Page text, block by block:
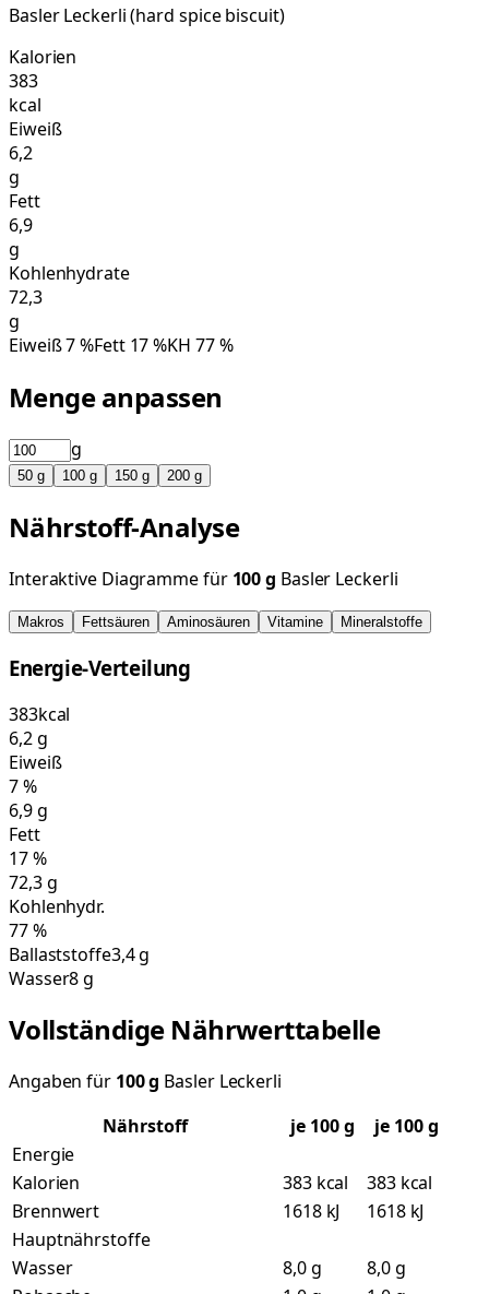
Basler Leckerli (hard spice biscuit)
Kalorien
383
kcal
Eiweiß
6,2
g
Fett
6,9
g
Kohlenhydrate
72,3
g
Eiweiß7%Fett 17%KH 77%
Menge anpassen
g
50 g 100 g 150 g 200 g
Nährstoff-Analyse
Interaktive Diagramme für 100g Basler Leckerli
Makros Fettsäuren Aminosäuren Vitamine Mineralstoffe
Energie-Verteilung
383kcal
6,2g
Eiweiß
7%
6,9g
Fett
17%
72,3g
Kohlenhydr.
77%
Ballaststoffe3,4 g
Wasser8 g
Vollständige Nährwerttabelle
Angaben für 100g Basler Leckerli
Nährstoff
je 100g
je 100 g
Energie
Kalorien
383 kcal
383 kcal
Brennwert
1618 kJ
1618 kJ
Hauptnährstoffe
Wasser
8,0 g
8,0 g